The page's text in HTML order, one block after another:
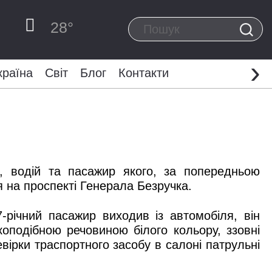
28°
Світ Блог Контакти ›
водій та пасажир якого, за попередньою
проспекті Генерала Безручка.
пасажир виходив із автомобіля, він
речовиною білого кольору, ззовні
траспортного засобу в салоні патрульні